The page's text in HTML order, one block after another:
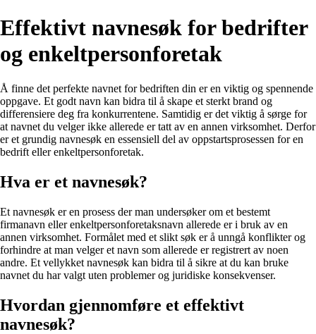
Effektivt navnesøk for bedrifter
og enkeltpersonforetak
Å finne det perfekte navnet for bedriften din er en viktig og spennende
oppgave. Et godt navn kan bidra til å skape et sterkt brand og
differensiere deg fra konkurrentene. Samtidig er det viktig å sørge for
at navnet du velger ikke allerede er tatt av en annen virksomhet. Derfor
er et grundig navnesøk en essensiell del av oppstartsprosessen for en
bedrift eller enkeltpersonforetak.
Hva er et navnesøk?
Et navnesøk er en prosess der man undersøker om et bestemt
firmanavn eller enkeltpersonforetaksnavn allerede er i bruk av en
annen virksomhet. Formålet med et slikt søk er å unngå konflikter og
forhindre at man velger et navn som allerede er registrert av noen
andre. Et vellykket navnesøk kan bidra til å sikre at du kan bruke
navnet du har valgt uten problemer og juridiske konsekvenser.
Hvordan gjennomføre et effektivt
navnesøk?